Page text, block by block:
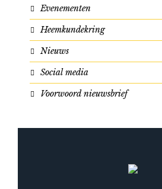
Evenementen
Heemkundekring
Nieuws
Social media
Voorwoord nieuwsbrief